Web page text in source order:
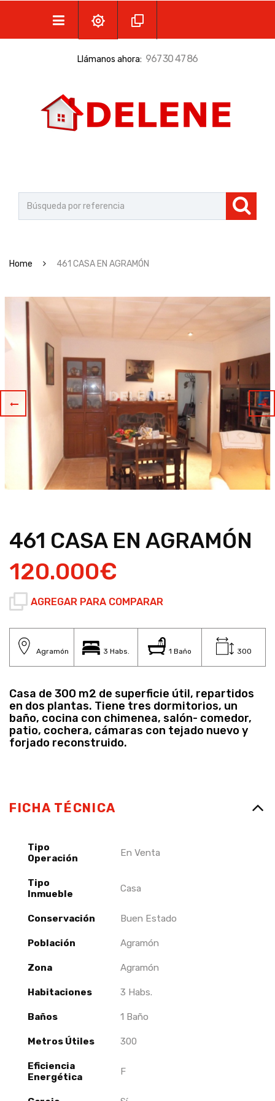
Llámanos ahora: 967 30 47 86
Home 461 CASA EN AGRAMÓN
461 CASA EN AGRAMÓN
120.000€
AGREGAR PARA COMPARAR
Agramón 3 Habs. 1 Baño 300
Casa de 300 m2 de superficie útil, repartidos
en dos plantas. Tiene tres dormitorios, un
baño, cocina con chimenea, salón- comedor,
patio, cochera, cámaras con tejado nuevo y
forjado reconstruido.
FICHA TÉCNICA
Tipo
Operación
En Venta
Tipo
Inmueble
Casa
Conservación Buen Estado
Población Agramón
Zona Agramón
Habitaciones 3 Habs.
Baños 1 Baño
Metros Útiles 300
Eficiencia
Energética
F